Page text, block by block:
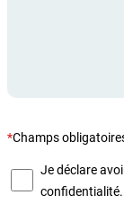
*Champs
Je déclare
confidentialité.